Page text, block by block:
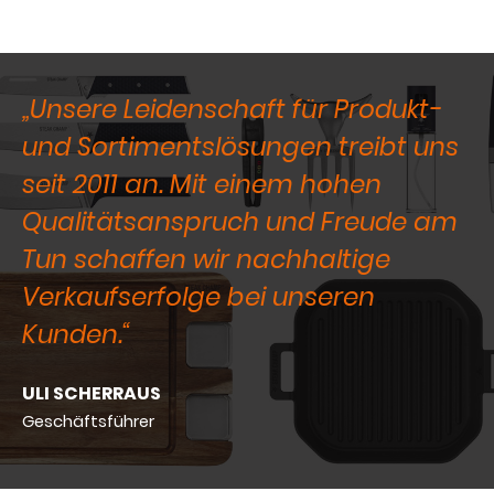
„Unsere Leidenschaft für Produkt-
und Sortimentslösungen treibt uns
seit 2011 an. Mit einem hohen
Qualitätsanspruch und Freude am
Tun schaffen wir nachhaltige
Verkaufserfolge bei unseren
Kunden.“
ULI SCHERRAUS
Geschäftsführer